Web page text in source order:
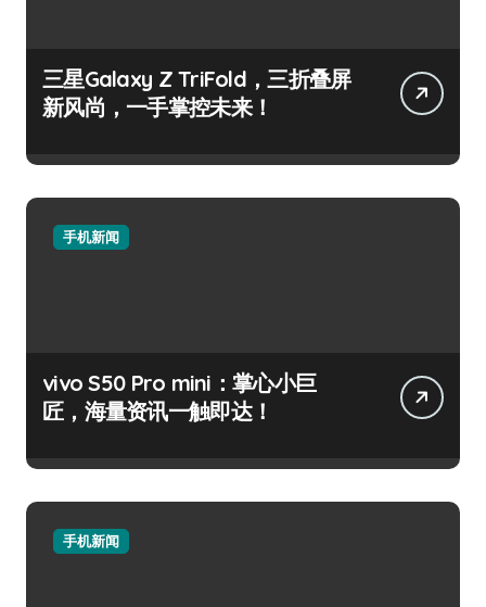
三星Galaxy Z TriFold，三折叠屏
新风尚，一手掌控未来！
手机新闻
vivo S50 Pro mini：掌心小巨
匠，海量资讯一触即达！
手机新闻